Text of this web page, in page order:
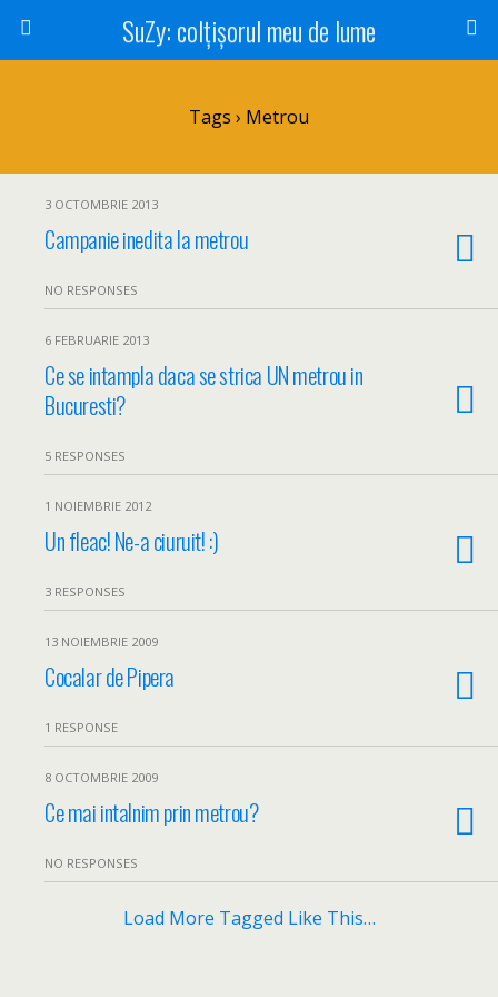
SuZy: colţişorul meu de lume
Tags › Metrou
3 OCTOMBRIE 2013
Campanie inedita la metrou
NO RESPONSES
6 FEBRUARIE 2013
Ce se intampla daca se strica UN metrou in
Bucuresti?
5 RESPONSES
1 NOIEMBRIE 2012
Un fleac! Ne-a ciuruit! :)
3 RESPONSES
13 NOIEMBRIE 2009
Cocalar de Pipera
1 RESPONSE
8 OCTOMBRIE 2009
Ce mai intalnim prin metrou?
NO RESPONSES
Load More Tagged Like This…